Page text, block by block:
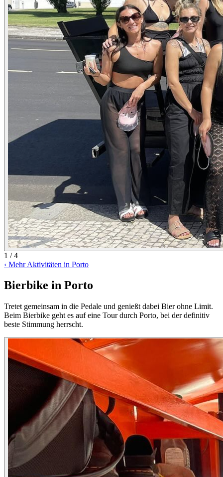
1 / 4
‹ Mehr Aktivitäten in Porto
Bierbike in Porto
Tretet gemeinsam in die Pedale und genießt dabei Bier ohne Limit.
Beim Bierbike geht es auf eine Tour durch Porto, bei der definitiv
beste Stimmung herrscht.